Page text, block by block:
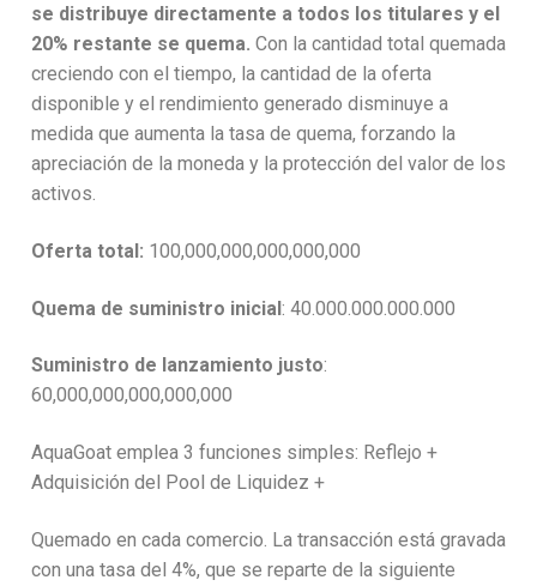
se distribuye directamente a todos los titulares y el
20% restante se quema. Con la cantidad total quemada
creciendo con el tiempo, la cantidad de la oferta
disponible y el rendimiento generado disminuye a
medida que aumenta la tasa de quema, forzando la
apreciación de la moneda y la protección del valor de los
activos.
Oferta total: 100,000,000,000,000,000
Quema de suministro inicial: 40.000.000.000.000
Suministro de lanzamiento justo:
60,000,000,000,000,000
AquaGoat emplea 3 funciones simples: Reflejo +
Adquisición del Pool de Liquidez +
Quemado en cada comercio. La transacción está gravada
con una tasa del 4%, que se reparte de la siguiente